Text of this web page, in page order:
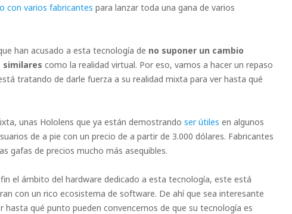
con varios fabricantes para lanzar toda una gana de varios
han acusado a esta tecnología de no suponer un cambio
similares como la realidad virtual. Por eso, vamos a hacer un repaso
tratando de darle fuerza a su realidad mixta para ver hasta qué
unas Hololens que ya están demostrando ser útiles en algunos
de a pie con un precio de a partir de 3.000 dólares. Fabricantes
gafas de precios mucho más asequibles.
el ámbito del hardware dedicado a esta tecnología, este está
con un rico ecosistema de software. De ahí que sea interesante
qué punto pueden convencernos de que su tecnología es